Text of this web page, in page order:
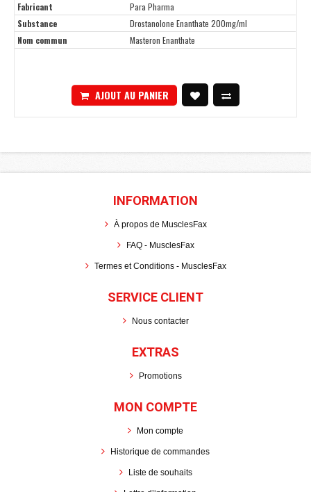
Fabricant
Para Pharma
Substance
Drostanolone Enanthate 200mg/ml
Nom commun
Masteron Enanthate
AJOUT AU PANIER
INFORMATION
À propos de MusclesFax
FAQ - MusclesFax
Termes et Conditions - MusclesFax
SERVICE CLIENT
Nous contacter
EXTRAS
Promotions
MON COMPTE
Mon compte
Historique de commandes
Liste de souhaits